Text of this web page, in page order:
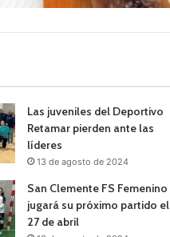
Las juveniles del Deportivo
Retamar pierden ante las
líderes
13 de agosto de 2024
San Clemente FS Femenino
jugará su próximo partido el
27 de abril